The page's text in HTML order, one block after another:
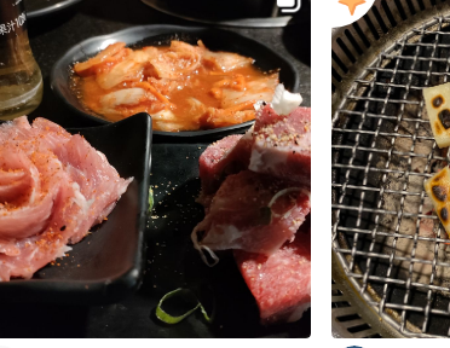
位於大雅路上逐鹿炭火燒
從建築外觀就很吸睛， 超有特色，
邁的感覺， 經過都覺得生意很好，
是火烤兩吃， 中間有烤爐、
， 服務人員服務滿好的， 不定期會
烤盤， 沒火也會換烤爐。 附有明治
淋、哈根達斯冰淇淋， 還有多種可樂
， 可自行取用， 冰淇淋在2樓。 剝
蝦， 整個很貼心， 雖然我是會自己
， 但剝好的更方便食用了， 超讚
捲上鹽蔥， 口感